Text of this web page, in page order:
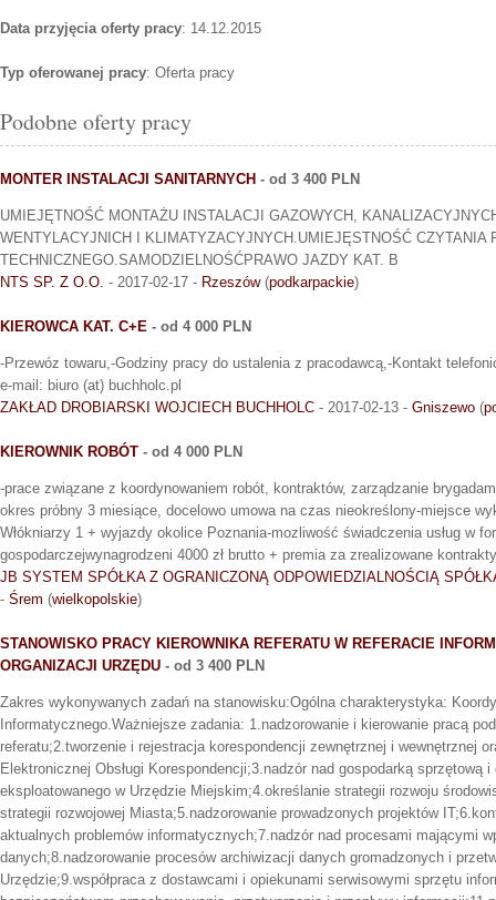
Data przyjęcia oferty pracy: 14.12.2015
Typ oferowanej pracy: Oferta pracy
Podobne oferty pracy
MONTER INSTALACJI SANITARNYCH - od 3 400 PLN
UMIEJĘTNOŚĆ MONTAŻU INSTALACJI GAZOWYCH,
WENTYLACYJNICH I KLIMATYZACYJNYCH.UMIEJĘSTNOŚĆ CZYTANIA
TECHNICZNEGO.SAMODZIELNOŚĆPRAWO JAZDY KAT. B
NTS SP. Z O.O. - 2017-02-17 - Rzeszów(podkarpackie)
KIEROWCA KAT. C+E - od 4 000 PLN
-Przewóz towaru,-Godziny pracy do ustalenia z pracodawcą,-Kontakt
e-mail: biuro (at) buchholc.pl
ZAKŁAD DROBIARSKI WOJCIECH BUCHHOLC - 2017-02-13 - Gniszewo (
KIEROWNIK ROBÓT - od 4 000 PLN
-prace związane z koordynowaniem robót, kontraktów, zarządzanie
okres próbny 3 miesiące, docelowo umowa na czas nieokreślony-miejsce
Włókniarzy 1 + wyjazdy okolice Poznania-mozliwość świadczenia usług w
gospodarczejwynagrodzeni 4000 zł brutto + premia za zrealizowane kontrakty
JB SYSTEM SPÓŁKA Z OGRANICZONĄ ODPOWIEDZIALNOŚCIĄ
- Śrem (wielkopolskie)
STANOWISKO PRACY KIEROWNIKA REFERATU W REFERACIE
ORGANIZACJI URZĘDU - od 3 400 PLN
Zakres wykonywanych zadań na stanowisku:Ogólna charakterystyka:
Informatycznego.Ważniejsze zadania: 1.nadzorowanie i kierowanie pracą
referatu;2.tworzenie i rejestracja korespondencji zewnętrznej i wewnętrznej
Elektronicznej Obsługi Korespondencji;3.nadzór nad gospodarką sprzętową i
eksploatowanego w Urzędzie Miejskim;4.określanie strategii rozwoju
strategii rozwojowej Miasta;5.nadzorowanie prowadzonych projektów
aktualnych problemów informatycznych;7.nadzór nad procesami mającymi
danych;8.nadzorowanie procesów archiwizacji danych gromadzonych i
Urzędzie;9.współpraca z dostawcami i opiekunami serwisowymi sprzętu